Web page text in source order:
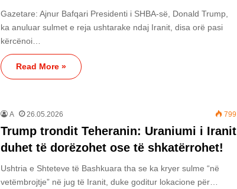
Gazetare: Ajnur Bafqari Presidenti i SHBA-së, Donald Trump,
ka anuluar sulmet e reja ushtarake ndaj Iranit, disa orë pasi
kërcënoi…
Read More »
A 26.05.2026 799
Trump trondit Teheranin: Uraniumi i Iranit
duhet të dorëzohet ose të shkatërrohet!
Ushtria e Shteteve të Bashkuara tha se ka kryer sulme “në
vetëmbrojtje” në jug të Iranit, duke goditur lokacione për…